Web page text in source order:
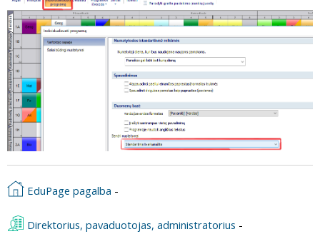
EduPage pagalba -
Direktorius, pavaduotojas, administratorius -